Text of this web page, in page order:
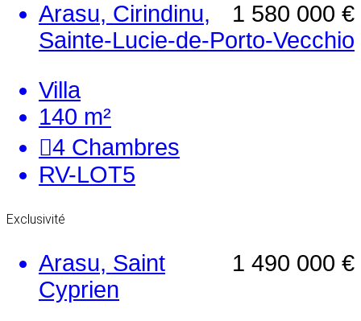
1 580 000 €
Arasu, Cirindinu,
Sainte-Lucie-de-Porto-Vecchio
Villa
140 m²
4 Chambres
RV-LOT5
Exclusivité
1 490 000 €
Arasu, Saint
Cyprien